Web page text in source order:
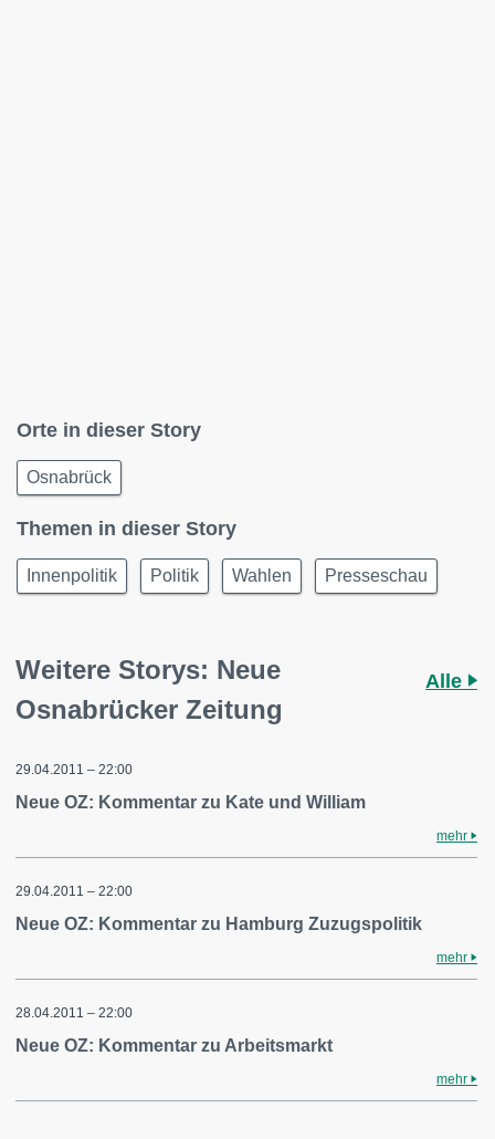
Orte in dieser Story
Osnabrück
Themen in dieser Story
Innenpolitik Politik Wahlen Presseschau
Weitere Storys: Neue
Osnabrücker Zeitung
Alle
29.04.2011 – 22:00
Neue OZ: Kommentar zu Kate und William
mehr
29.04.2011 – 22:00
Neue OZ: Kommentar zu Hamburg Zuzugspolitik
mehr
28.04.2011 – 22:00
Neue OZ: Kommentar zu Arbeitsmarkt
mehr